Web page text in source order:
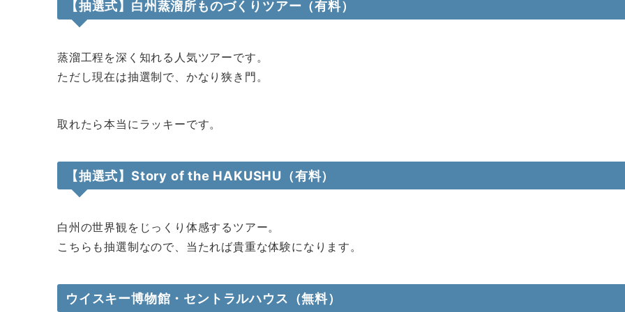
【抽選式】白州蒸溜所ものづくりツアー（有料）
蒸溜工程を深く知れる人気ツアーです。
ただし現在は抽選制で、かなり狭き門。
取れたら本当にラッキーです。
【抽選式】Story of the HAKUSHU（有料）
白州の世界観をじっくり体感するツアー。
こちらも抽選制なので、当たれば貴重な体験になります。
ウイスキー博物館・セントラルハウス（無料）